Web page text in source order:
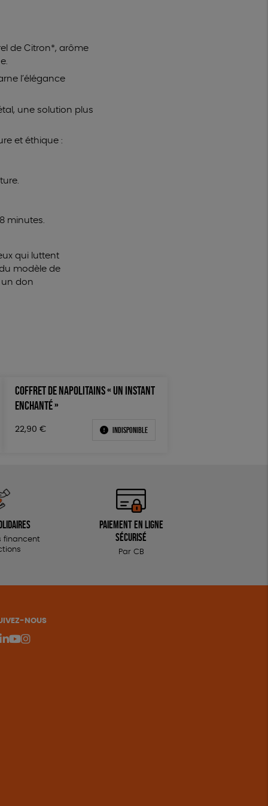
de Citron*, arôme
l’élégance
une solution plus
et éthique :
minutes.
qui luttent
modèle de
un don
COFFRET DE NAPOLITAINS « UN INSTANT
ENCHANTÉ »
22,90 € Indisponible
financent
Paiement en ligne
sécurisé
Par CB
NOUS